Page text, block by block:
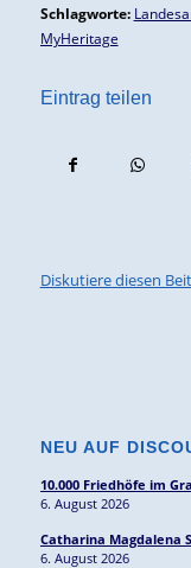
Schlagworte:
MyHeritage
Eintrag teilen
Diskutiere diesen
NEU AUF
10.000 Friedhöfe im
6. August 2026
Catharina Magdalena
6. August 2026